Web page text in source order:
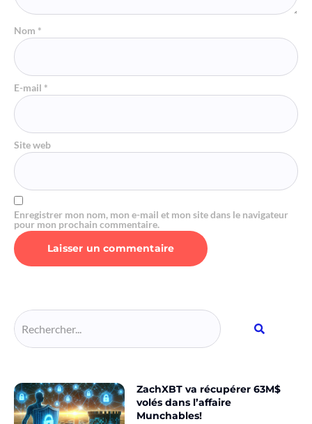
Nom *
E-mail *
Site web
Enregistrer mon nom, mon e-mail et mon site dans le navigateur
pour mon prochain commentaire.
ZachXBT va récupérer 63M$
volés dans l’affaire
Munchables!